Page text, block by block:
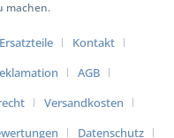
machen.
Kontakt
AGB
Versandkosten
Datenschutz